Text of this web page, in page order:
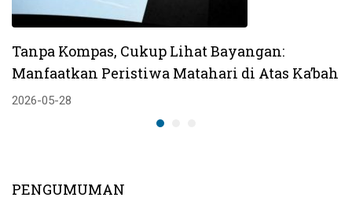
Tanpa Kompas, Cukup Lihat Bayangan:
Manfaatkan Peristiwa Matahari di Atas Ka’bah
2026-05-28
PENGUMUMAN